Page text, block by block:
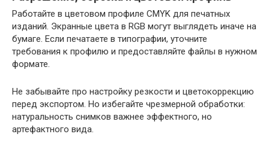
Работайте в цветовом профиле CMYK для печатных
изданий. Экранные цвета в RGB могут выглядеть иначе на
бумаге. Если печатаете в типографии, уточните
требования к профилю и предоставляйте файлы в нужном
формате.
Не забывайте про настройку резкости и цветокоррекцию
перед экспортом. Но избегайте чрезмерной обработки:
натуральность снимков важнее эффектного, но
артефактного вида.